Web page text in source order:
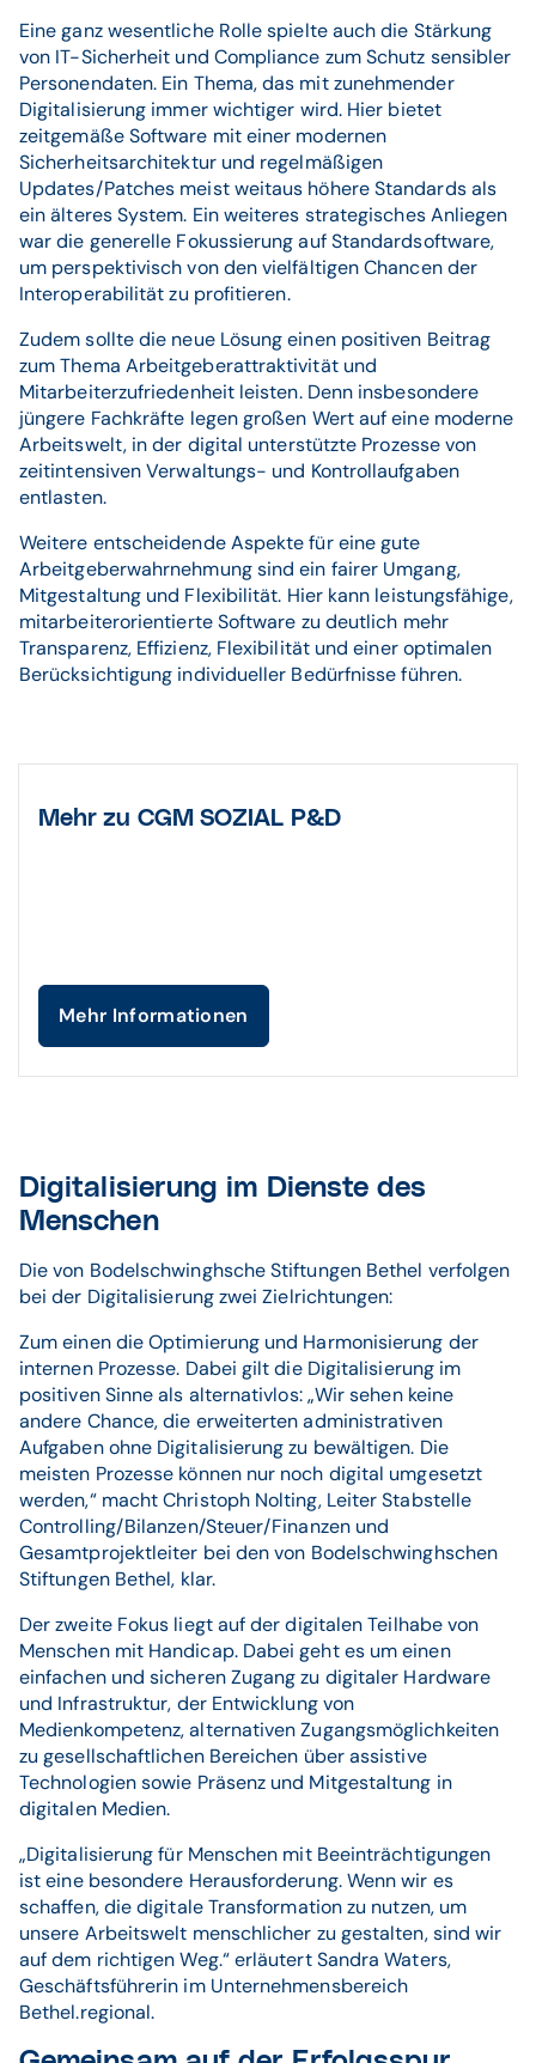
Eine ganz wesentliche Rolle spielte auch die Stärkung
von IT-Sicherheit und Compliance zum Schutz sensibler
Personendaten. Ein Thema, das mit zunehmender
Digitalisierung immer wichtiger wird. Hier bietet
zeitgemäße Software mit einer modernen
Sicherheitsarchitektur und regelmäßigen
Updates/Patches meist weitaus höhere Standards als
ein älteres System. Ein weiteres strategisches Anliegen
war die generelle Fokussierung auf Standardsoftware,
um perspektivisch von den vielfältigen Chancen der
Interoperabilität zu profitieren.
Zudem sollte die neue Lösung einen positiven Beitrag
zum Thema Arbeitgeberattraktivität und
Mitarbeiterzufriedenheit leisten. Denn insbesondere
jüngere Fachkräfte legen großen Wert auf eine moderne
Arbeitswelt, in der digital unterstützte Prozesse von
zeitintensiven Verwaltungs- und Kontrollaufgaben
entlasten.
Weitere entscheidende Aspekte für eine gute
Arbeitgeberwahrnehmung sind ein fairer Umgang,
Mitgestaltung und Flexibilität. Hier kann leistungsfähige,
mitarbeiterorientierte Software zu deutlich mehr
Transparenz, Effizienz, Flexibilität und einer optimalen
Berücksichtigung individueller Bedürfnisse führen.
Mehr zu CGM SOZIAL P&D
Mehr Informationen
Digitalisierung im Dienste des
Menschen
Die von Bodelschwinghsche Stiftungen Bethel verfolgen
bei der Digitalisierung zwei Zielrichtungen:
Zum einen die Optimierung und Harmonisierung der
internen Prozesse. Dabei gilt die Digitalisierung im
positiven Sinne als alternativlos: „Wir sehen keine
andere Chance, die erweiterten administrativen
Aufgaben ohne Digitalisierung zu bewältigen. Die
meisten Prozesse können nur noch digital umgesetzt
werden,“ macht Christoph Nolting, Leiter Stabstelle
Controlling/Bilanzen/Steuer/Finanzen und
Gesamtprojektleiter bei den von Bodelschwinghschen
Stiftungen Bethel, klar.
Der zweite Fokus liegt auf der digitalen Teilhabe von
Menschen mit Handicap. Dabei geht es um einen
einfachen und sicheren Zugang zu digitaler Hardware
und Infrastruktur, der Entwicklung von
Medienkompetenz, alternativen Zugangsmöglichkeiten
zu gesellschaftlichen Bereichen über assistive
Technologien sowie Präsenz und Mitgestaltung in
digitalen Medien.
„Digitalisierung für Menschen mit Beeinträchtigungen
ist eine besondere Herausforderung. Wenn wir es
schaffen, die digitale Transformation zu nutzen, um
unsere Arbeitswelt menschlicher zu gestalten, sind wir
auf dem richtigen Weg.“ erläutert Sandra Waters,
Geschäftsführerin im Unternehmensbereich
Bethel.regional.